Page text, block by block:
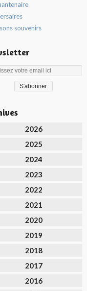
souvenirs
2026
2025
2024
2023
2022
2021
2020
2019
2018
2017
2016